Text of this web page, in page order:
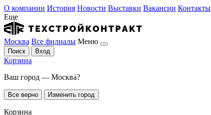
О компании История Новости Выставки Вакансии Контакты
Еще
Москва Все филиалы Меню
Поиск Вход
Корзина
Ваш город — Москва?
Все верно Изменить город
Корзина